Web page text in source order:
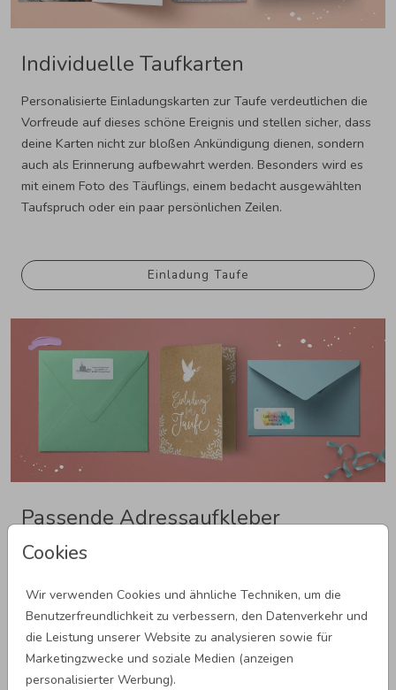
Cookies
Wir verwenden Cookies und ähnliche Techniken, um die
Benutzerfreundlichkeit zu verbessern, den Datenverkehr und
die Leistung unserer Website zu analysieren sowie für
Marketingzwecke und soziale Medien (anzeigen
personalisierter Werbung).
Individuelle Taufkarten
Personalisierte Einladungskarten zur Taufe verdeutlichen die
Vorfreude auf dieses schöne Ereignis und stellen sicher, dass
deine Karten nicht zur bloßen Ankündigung dienen, sondern
auch als Erinnerung aufbewahrt werden. Besonders wird es
mit einem Foto des Täuflings, einem bedacht ausgewählten
Taufspruch oder ein paar persönlichen Zeilen.
Einladung Taufe
Passende Adressaufkleber
Perfekte Taufkarten? Lege Wert auf die Details. Unsere
Briefumschläge bilden das entscheidende i-Tüpfelchen.
Wähle einfach aus unserer Auswahl an Vorlagen dein
Lieblingsdesign aus und entscheide dich für die schönste
Farbe an Briefumschlägen. So wird alles perfekt abgerundet
und deine Taufe ein voller Erfolg.